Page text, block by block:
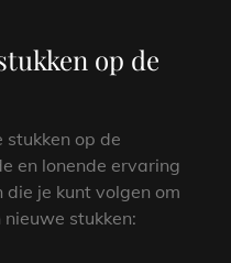
op de
stukken op de
en lonende ervaring
die je kunt volgen om
stukken: